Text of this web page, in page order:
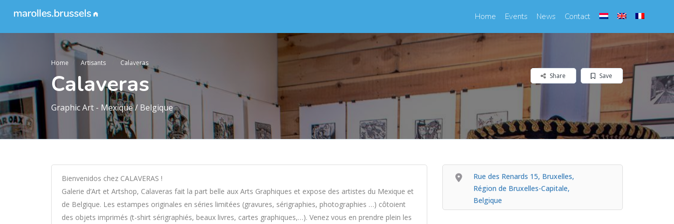
Home Events News Contact
Home Artisants Calaveras
Calaveras
Graphic Art - Mexique / Belgique
Save
Share
Bienvenidos chez CALAVERAS !
Galerie d’Art et Artshop, Calaveras fait la part belle aux Arts Graphiques et expose des artistes du Mexique et
de Belgique. Les estampes originales en séries limitées (gravures, sérigraphies, photographies …) côtoient
des objets imprimés (t-shirt sérigraphiés, beaux livres, cartes graphiques,…). Venez vous en prendre plein les
Rue des Renards 15, Bruxelles,
Région de Bruxelles-Capitale,
Belgique